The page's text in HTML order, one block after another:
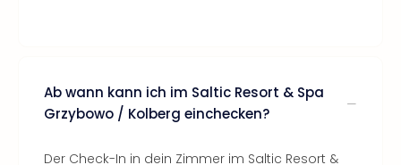
Ab wann kann ich im Saltic Resort & Spa
Grzybowo / Kolberg einchecken?
Der Check-In in dein Zimmer im Saltic Resort &